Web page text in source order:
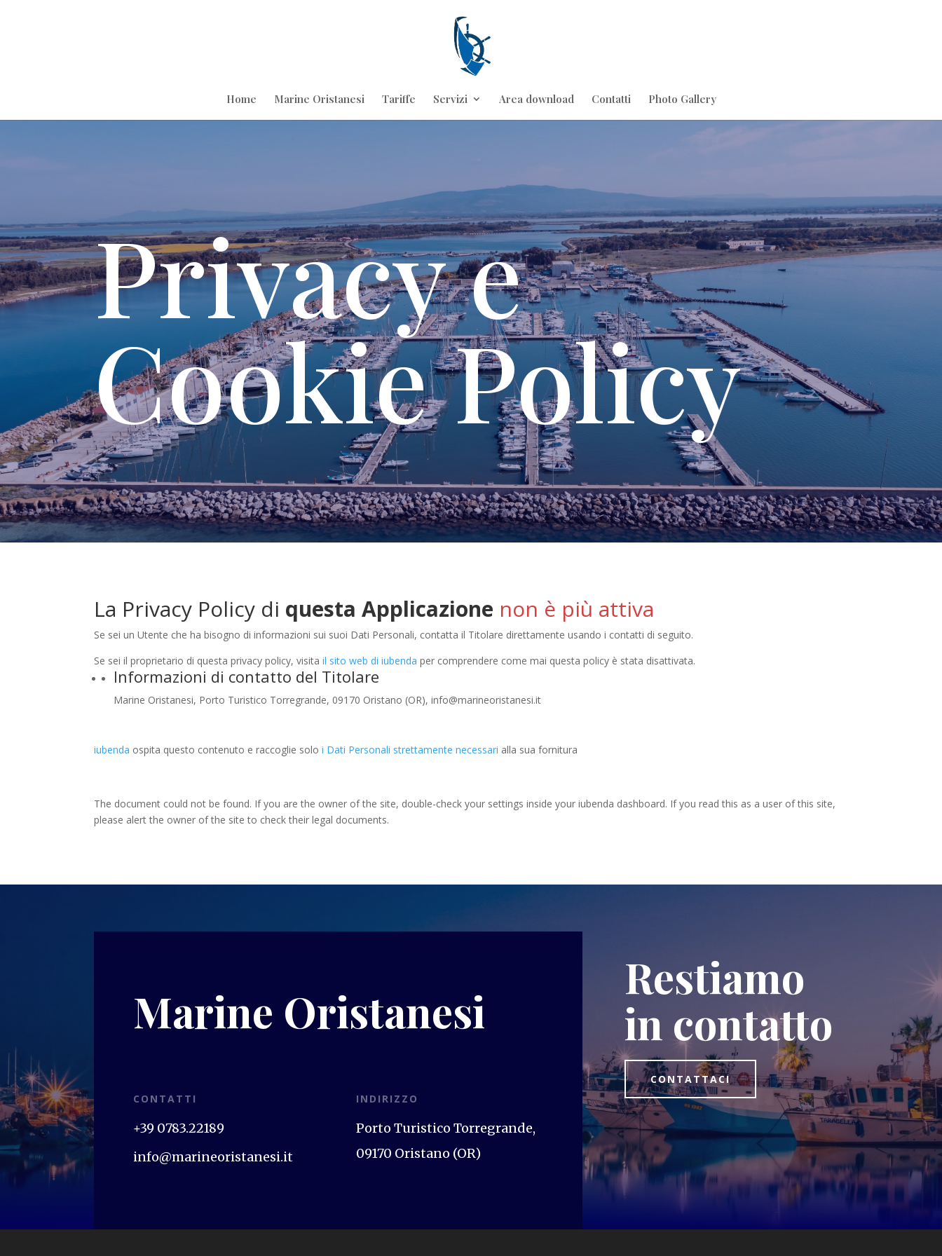
Home Marine Oristanesi Tariffe Servizi Area download Contatti Photo Gallery
Privacy e
Cookie Policy
La Privacy Policy di questa Applicazione non è più attiva
Se sei un Utente che ha bisogno di informazioni sui suoi Dati Personali, contatta il Titolare direttamente usando i contatti di seguito.
Se sei il proprietario di questa privacy policy, visitail sito web di iubenda per comprendere come mai questa policy è stata disattivata.
Informazioni di contatto del Titolare
Marine Oristanesi, Porto Turistico Torregrande, 09170 Oristano (OR), info@marineoristanesi.it
iubenda ospita questo contenuto e raccoglie soloi Dati Personali strettamente necessari alla sua fornitura
The document could not be found. If you are the owner of the site, double-check your settings inside your iubenda dashboard. If you read this as a user of this site,
please alert the owner of the site to check their legal documents.
Marine Oristanesi
CONTATTI
+39 0783.22189
info@marineoristanesi.it
INDIRIZZO
Porto Turistico Torregrande,
09170 Oristano (OR)
Restiamo
in contatto
CONTATTACI